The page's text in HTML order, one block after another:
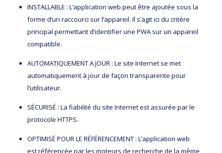
INSTALLABLE : L’application web peut être ajoutée sous la
forme d’un raccourci sur l’appareil. Il s’agit ici du critère
principal permettant d’identifier une PWA sur un appareil
compatible.
AUTOMATIQUEMENT A JOUR : Le site Internet se met
automatiquement à jour de façon transparente pour
l’utilisateur.
SÉCURISÉ : La fiabilité du site Internet est assurée par le
protocole HTTPS.
OPTIMISÉ POUR LE RÉFÉRENCEMENT : L’application web
est référencée par les moteurs de recherche de la même